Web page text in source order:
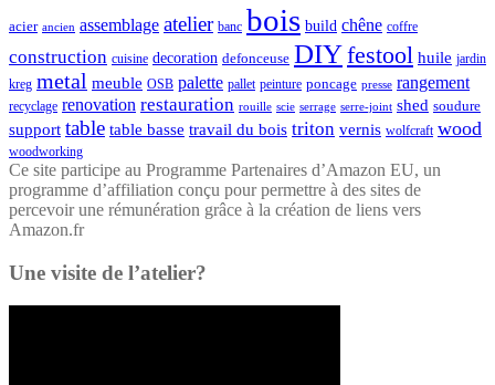
acier ancien assemblage atelier banc bois build chêne coffre
construction cuisine decoration defonceuse DIYfestool huile jardin
kreg metal meuble OSB palette pallet peinture poncage presse rangement
recyclage renovation restauration rouille scie serrage serre-joint shed soudure
support table table basse travail du bois triton vernis wolfcraft wood
woodworking
Ce site participe au Programme Partenaires d’Amazon EU, un
programme d’affiliation conçu pour permettre à des sites de
percevoir une rémunération grâce à la création de liens vers
Amazon.fr
Une visite de l’atelier?